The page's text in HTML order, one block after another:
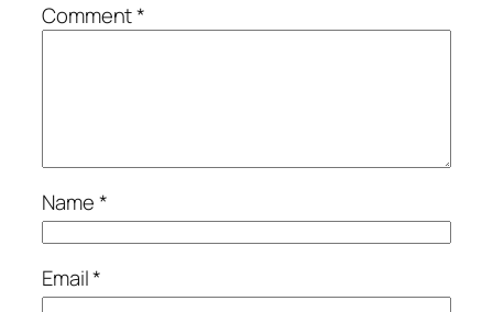
Comment*
Name*
Email*